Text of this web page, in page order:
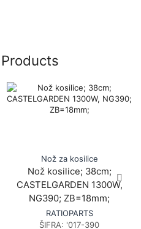
Nož za kosilice
Nož kosilice; 38cm;
CASTELGARDEN 1300W,
NG390; ZB=18mm;
RATIOPARTS
ŠIFRA: '017-390